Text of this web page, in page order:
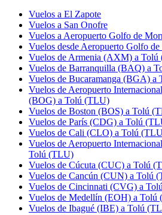
Vuelos a El Zapote
Vuelos a San Onofre
Vuelos a Aeropuerto Golfo de
Vuelos desde Aeropuerto Golfo
Vuelos de Armenia (AXM) a
Vuelos de Barranquilla (BAQ) a
Vuelos de Bucaramanga (BGA) a
Vuelos de Aeropuerto
(BOG) a Tolú (TLU)
Vuelos de Boston (BOS) a Tolú
Vuelos de París (CDG) a Tolú
Vuelos de Cali (CLO) a Tolú
Vuelos de Aeropuerto
Tolú (TLU)
Vuelos de Cúcuta (CUC) a Tolú
Vuelos de Cancún (CUN) a Tolú
Vuelos de Cincinnati (CVG) a
Vuelos de Medellín (EOH) a Tolú
Vuelos de Ibagué (IBE) a Tolú